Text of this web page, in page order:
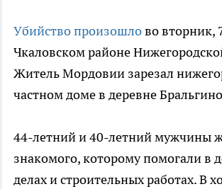
Убийство произошлово вторник,
Чкаловском районе
Житель Мордовии зарезал
частном доме в деревне
44-летний и 40-летний мужчины
знакомого, которому помогали в
делах и строительных работах. В